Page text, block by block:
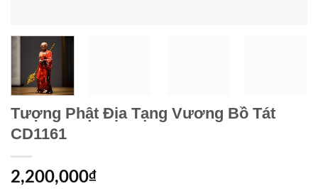
Tượng Phật Địa Tạng Vương Bồ Tát
CD1161
2,200,000₫